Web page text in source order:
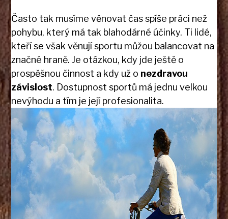
Často tak musíme věnovat čas spíše práci než
pohybu, který má tak blahodárné účinky. Ti lidé,
kteří se však věnují sportu můžou balancovat na
značné hraně. Je otázkou, kdy jde ještě o
prospěšnou činnost a kdy už o nezdravou
závislost. Dostupnost sportů má jednu velkou
nevýhodu a tím je její profesionalita.